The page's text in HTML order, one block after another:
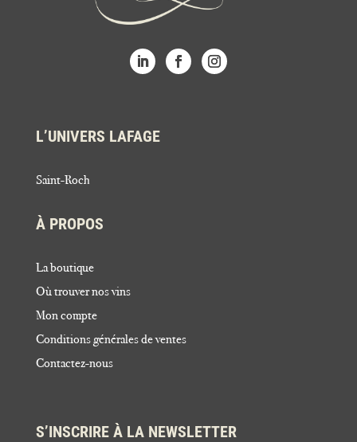
L’UNIVERS LAFAGE
Saint-Roch
À PROPOS
La boutique
Où trouver nos vins
Mon compte
Conditions générales de ventes
Contactez-nous
S’INSCRIRE À LA NEWSLETTER